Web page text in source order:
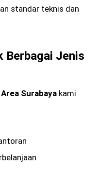
standar teknis dan
Berbagai Jenis
Surabaya kami